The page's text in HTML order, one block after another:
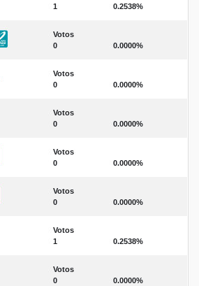
1
0.2538%
Votos
0
0.0000%
Votos
0
0.0000%
Votos
0
0.0000%
Votos
0
0.0000%
Votos
0
0.0000%
Votos
1
0.2538%
Votos
0
0.0000%